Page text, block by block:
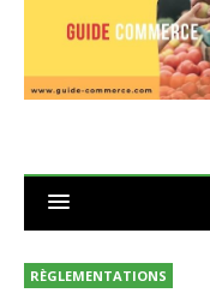
RÈGLEMENTATIONS